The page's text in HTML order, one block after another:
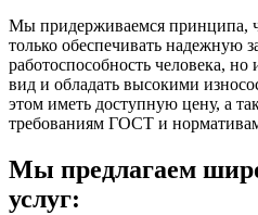
Мы придерживаемся принципа,
только обеспечивать надежную
работоспособность человека,
вид и обладать высокими
этом иметь доступную цену, а
требованиям ГОСТ и
Мы предлагаем
услуг: